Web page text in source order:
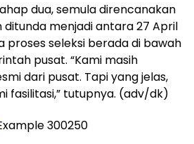
dua, semula direncanakan
ditunda menjadi antara 27 April
proses seleksi berada di bawah
pusat. “Kami masih
dari pusat. Tapi yang jelas,
fasilitasi,” tutupnya. (adv/dk)